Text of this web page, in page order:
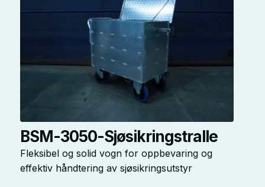
BSM-3050-Sjøsikringstralle
Fleksibel og solid vogn for oppbevaring og
effektiv håndtering av sjøsikringsutstyr